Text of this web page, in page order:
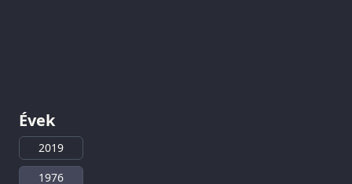
Évek
2019
1976